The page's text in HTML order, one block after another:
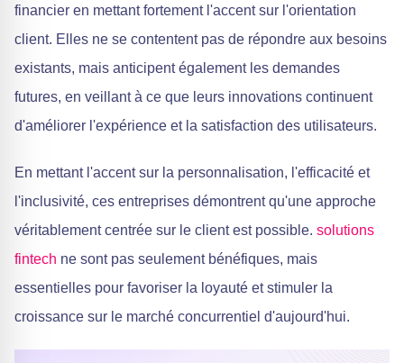
financier en mettant fortement l'accent sur l'orientation
client. Elles ne se contentent pas de répondre aux besoins
existants, mais anticipent également les demandes
futures, en veillant à ce que leurs innovations continuent
d'améliorer l'expérience et la satisfaction des utilisateurs.
En mettant l'accent sur la personnalisation, l'efficacité et
l'inclusivité, ces entreprises démontrent qu'une approche
véritablement centrée sur le client est possible. solutions
fintech ne sont pas seulement bénéfiques, mais
essentielles pour favoriser la loyauté et stimuler la
croissance sur le marché concurrentiel d'aujourd'hui.